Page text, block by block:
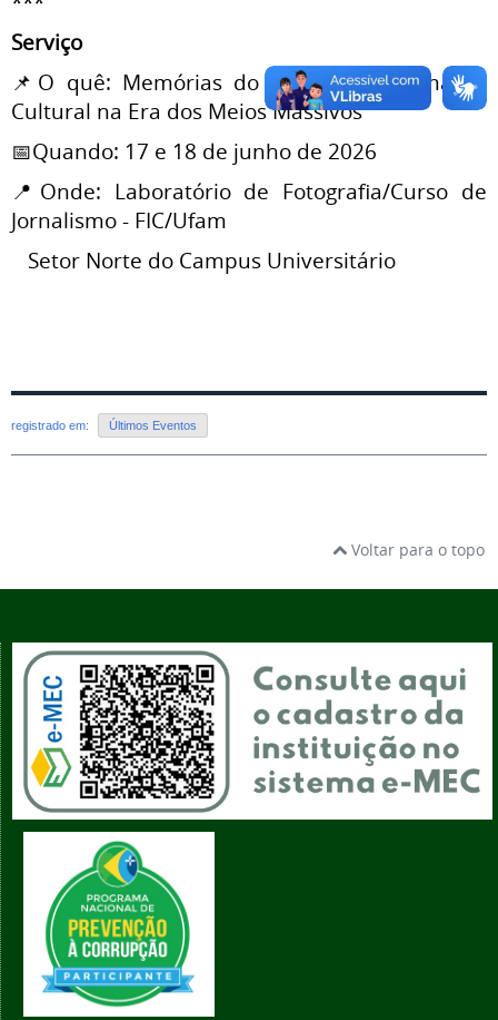
Serviço
📌O quê: Memórias do Século 20: Formação
Cultural na Era dos Meios Massivos
📅Quando: 17 e 18 de junho de 2026
📍Onde: Laboratório de Fotografia/Curso de
Jornalismo - FIC/Ufam
Setor Norte do Campus Universitário
registrado em: Últimos Eventos
Voltar para o topo